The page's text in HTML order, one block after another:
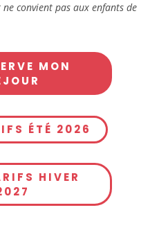
convient pas aux enfants de
MON
ÉTÉ 2026
HIVER